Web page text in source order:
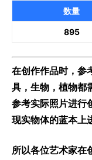
数量
895
在创作作品时，参
具，生物，植物都
参考实际照片进行
现实物体的蓝本上
所以各位艺术家在